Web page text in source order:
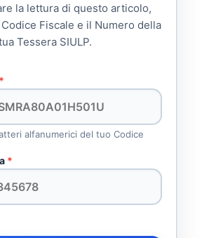
la lettura di questo articolo,
Fiscale e il Numero della
Tessera SIULP.
*
alfanumerici del tuo Codice
*